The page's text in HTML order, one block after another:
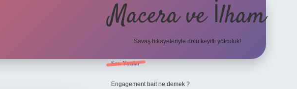
Macera ve İlham
Savaş hikayeleriyle dolu keyifli yolculuk!
Sidebar
Son Yazılar
Engagement bait ne demek ?